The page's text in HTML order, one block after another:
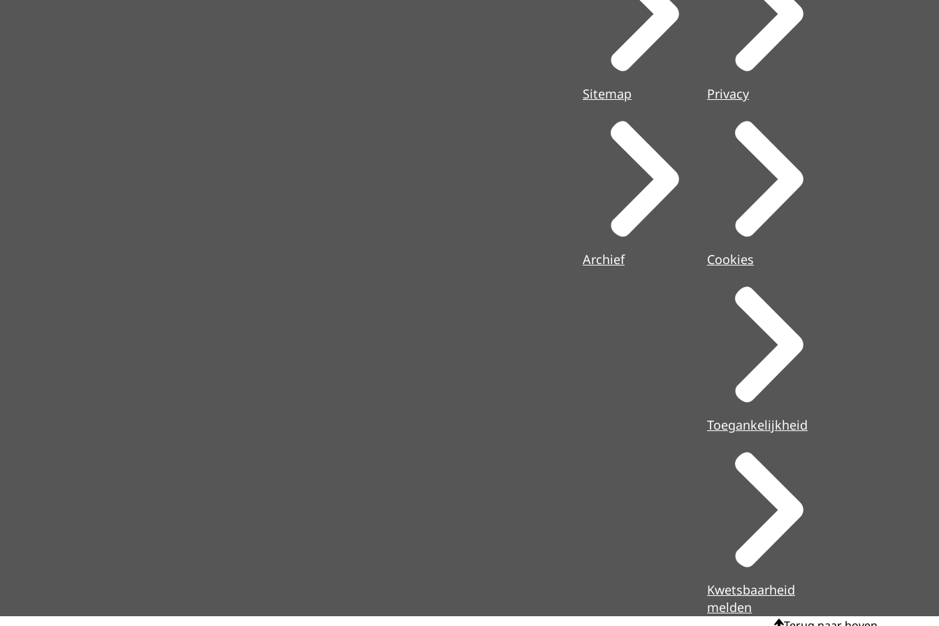
Sitemap
Archief
Privacy
Cookies
Toegankelijkheid
Kwetsbaarheid
melden